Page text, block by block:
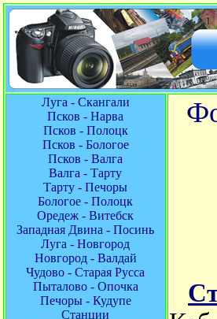
Луга - Скангали
Псков - Нарва
Псков - Полоцк
Псков - Бологое
Псков - Валга
Валга - Тарту
Тарту - Печоры
Бологое - Полоцк
Оредеж - Витебск
Западная Двина - Посинь
Луга - Новгород
Новгород - Валдай
Чудово - Старая Русса
Пыталово - Опочка
Печоры - Кудупе
Станции